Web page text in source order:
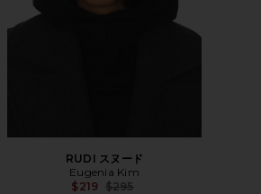
RUDI スヌード
Eugenia Kim
$219 Previous price:
$295